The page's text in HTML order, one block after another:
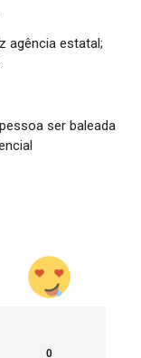
agência estatal;
ser baleada
0